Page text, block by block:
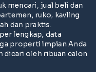
mencari, jual beli dan
ruko, kavling
dan praktis.
lengkap, data
properti impian Anda
dicari oleh ribuan calon